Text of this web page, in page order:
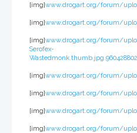
[img]www.drogart.org/forum/
[img]www.drogart.org/forum/
[img]www.drogart.org/forum/
Serofex-
[img]www.drogart.org/forum/
[img]www.drogart.org/forum/
[img]www.drogart.org/forum/
[img]www.drogart.org/forum/